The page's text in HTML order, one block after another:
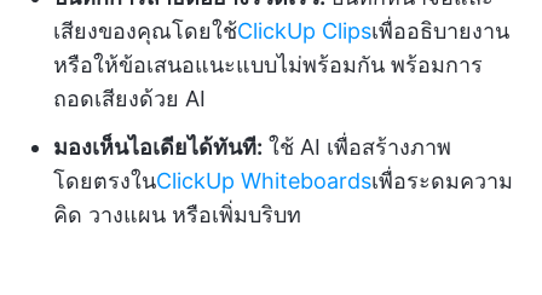
เสียงของคุณโดยใช้ClickUp Clipsเพื่ออธิบายงาน
หรือให้ข้อเสนอแนะแบบไม่พร้อมกัน พร้อมการ
ถอดเสียงด้วย AI
มองเห็นไอเดียได้ทันที: ใช้ AI เพื่อสร้างภาพ
โดยตรงในClickUp Whiteboardsเพื่อระดมความ
คิด วางแผน หรือเพิ่มบริบท